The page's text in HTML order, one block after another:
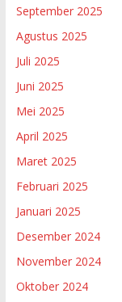
September 2025
Agustus 2025
Juli 2025
Juni 2025
Mei 2025
April 2025
Maret 2025
Februari 2025
Januari 2025
Desember 2024
November 2024
Oktober 2024